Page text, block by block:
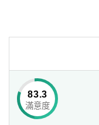
球
網
83.3
滿意度